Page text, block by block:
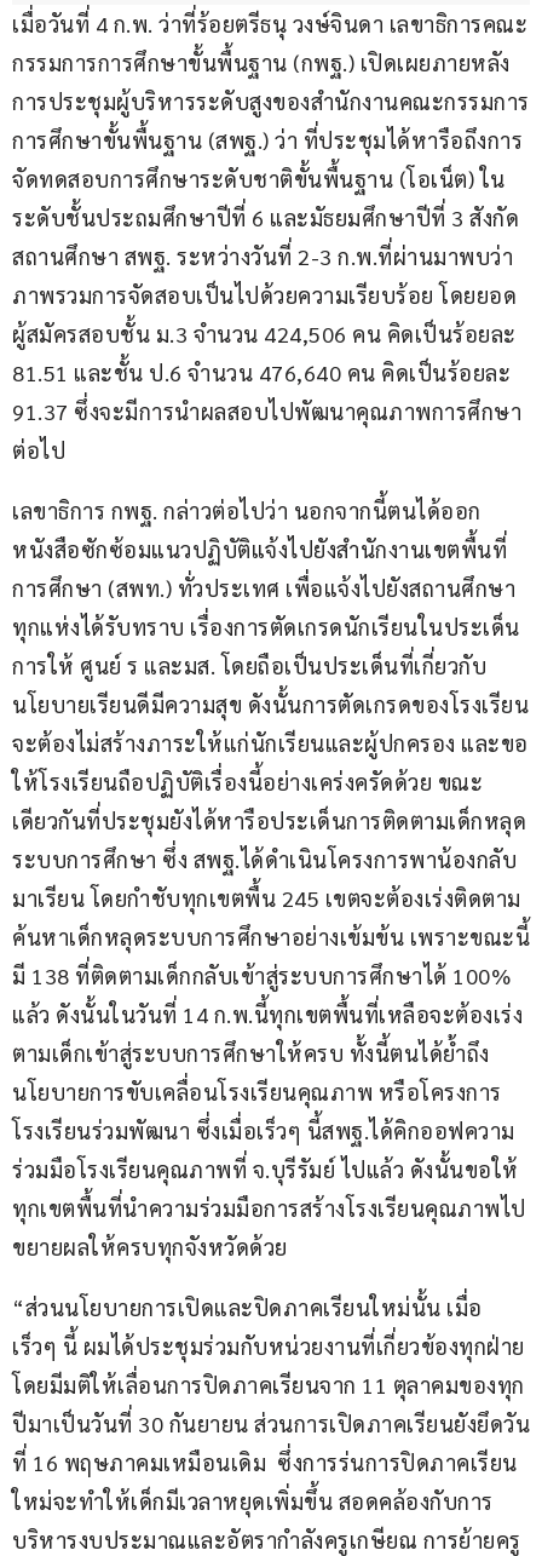
เมื่อวันที่ 4 ก.พ. ว่าที่ร้อยตรีธนุ วงษ์จินดา เลขาธิการคณะ
กรรมการการศึกษาขั้นพื้นฐาน (กพฐ.) เปิดเผยภายหลัง
การประชุมผู้บริหารระดับสูงของสำนักงานคณะกรรมการ
การศึกษาขั้นพื้นฐาน (สพฐ.) ว่า ที่ประชุมได้หารือถึงการ
จัดทดสอบการศึกษาระดับชาติขั้นพื้นฐาน (โอเน็ต) ใน
ระดับชั้นประถมศึกษาปีที่ 6 และมัธยมศึกษาปีที่ 3 สังกัด
สถานศึกษา สพฐ. ระหว่างวันที่ 2-3 ก.พ.ที่ผ่านมาพบว่า
ภาพรวมการจัดสอบเป็นไปด้วยความเรียบร้อย โดยยอด
ผู้สมัครสอบชั้น ม.3 จำนวน 424,506 คน คิดเป็นร้อยละ
81.51 และชั้น ป.6 จำนวน 476,640 คน คิดเป็นร้อยละ
91.37 ซึ่งจะมีการนำผลสอบไปพัฒนาคุณภาพการศึกษา
ต่อไป
เลขาธิการ กพฐ. กล่าวต่อไปว่า นอกจากนี้ตนได้ออก
หนังสือซักซ้อมแนวปฏิบัติแจ้งไปยังสำนักงานเขตพื้นที่
การศึกษา (สพท.) ทั่วประเทศ เพื่อแจ้งไปยังสถานศึกษา
ทุกแห่งได้รับทราบ เรื่องการตัดเกรดนักเรียนในประเด็น
การให้ ศูนย์ ร และมส. โดยถือเป็นประเด็นที่เกี่ยวกับ
นโยบายเรียนดีมีความสุข ดังนั้นการตัดเกรดของโรงเรียน
จะต้องไม่สร้างภาระให้แก่นักเรียนและผู้ปกครอง และขอ
ให้โรงเรียนถือปฏิบัติเรื่องนี้อย่างเคร่งครัดด้วย ขณะ
เดียวกันที่ประชุมยังได้หารือประเด็นการติดตามเด็กหลุด
ระบบการศึกษา ซึ่ง สพฐ.ได้ดำเนินโครงการพาน้องกลับ
มาเรียน โดยกำชับทุกเขตพื้น 245 เขตจะต้องเร่งติดตาม
ค้นหาเด็กหลุดระบบการศึกษาอย่างเข้มข้น เพราะขณะนี้
มี 138 ที่ติดตามเด็กกลับเข้าสู่ระบบการศึกษาได้ 100%
แล้ว ดังนั้นในวันที่ 14 ก.พ.นี้ทุกเขตพื้นที่เหลือจะต้องเร่ง
ตามเด็กเข้าสู่ระบบการศึกษาให้ครบ ทั้งนี้ตนได้ย้ำถึง
นโยบายการขับเคลื่อนโรงเรียนคุณภาพ หรือโครงการ
โรงเรียนร่วมพัฒนา ซึ่งเมื่อเร็วๆ นี้สพฐ.ได้คิกออฟความ
ร่วมมือโรงเรียนคุณภาพที่ จ.บุรีรัมย์ ไปแล้ว ดังนั้นขอให้
ทุกเขตพื้นที่นำความร่วมมือการสร้างโรงเรียนคุณภาพไป
ขยายผลให้ครบทุกจังหวัดด้วย
“ส่วนนโยบายการเปิดและปิดภาคเรียนใหม่นั้น เมื่อ
เร็วๆ นี้ ผมได้ประชุมร่วมกับหน่วยงานที่เกี่ยวข้องทุกฝ่าย
โดยมีมติให้เลื่อนการปิดภาคเรียนจาก 11 ตุลาคมของทุก
ปีมาเป็นวันที่ 30 กันยายน ส่วนการเปิดภาคเรียนยังยึดวัน
ที่ 16 พฤษภาคมเหมือนเดิม  ซึ่งการร่นการปิดภาคเรียน
ใหม่จะทำให้เด็กมีเวลาหยุดเพิ่มขึ้น สอดคล้องกับการ
บริหารงบประมาณและอัตรากำลังครูเกษียณ การย้ายครู